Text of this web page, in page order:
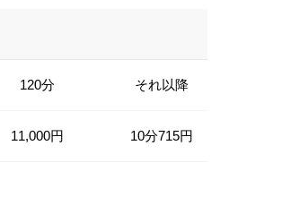
120分 それ以降
11,000円 10分715円